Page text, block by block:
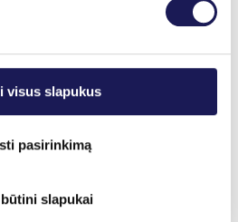
visus slapukus
pasirinkimą
slapukai
pagerinant bendrą